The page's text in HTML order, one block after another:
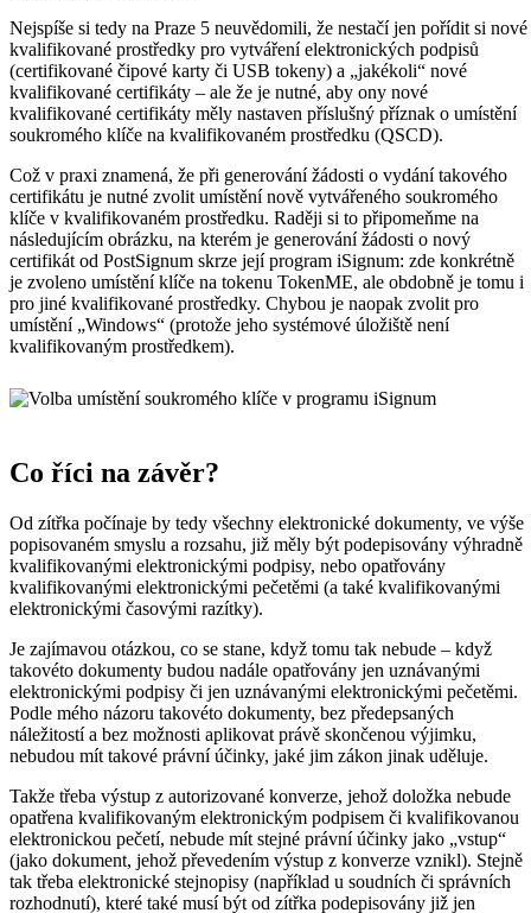
Nejspíše si tedy na Praze 5 neuvědomili, že nestačí jen pořídit si nové
kvalifikované prostředky pro vytváření elektronických podpisů
(certifikované čipové karty či USB tokeny) a „jakékoli“ nové
kvalifikované certifikáty – ale že je nutné, aby ony nové
kvalifikované certifikáty měly nastaven příslušný příznak o umístění
soukromého klíče na kvalifikovaném prostředku (QSCD).
Což v praxi znamená, že při generování žádosti o vydání takového
certifikátu je nutné zvolit umístění nově vytvářeného soukromého
klíče v kvalifikovaném prostředku. Raději si to připomeňme na
následujícím obrázku, na kterém je generování žádosti o nový
certifikát od PostSignum skrze její program iSignum: zde konkrétně
je zvoleno umístění klíče na tokenu TokenME, ale obdobně je tomu i
pro jiné kvalifikované prostředky. Chybou je naopak zvolit pro
umístění „Windows“ (protože jeho systémové úložiště není
kvalifikovaným prostředkem).
Co říci na závěr?
Od zítřka počínaje by tedy všechny elektronické dokumenty, ve výše
popisovaném smyslu a rozsahu, již měly být podepisovány výhradně
kvalifikovanými elektronickými podpisy, nebo opatřovány
kvalifikovanými elektronickými pečetěmi (a také kvalifikovanými
elektronickými časovými razítky).
Je zajímavou otázkou, co se stane, když tomu tak nebude – když
takovéto dokumenty budou nadále opatřovány jen uznávanými
elektronickými podpisy či jen uznávanými elektronickými pečetěmi.
Podle mého názoru takovéto dokumenty, bez předepsaných
náležitostí a bez možnosti aplikovat právě skončenou výjimku,
nebudou mít takové právní účinky, jaké jim zákon jinak uděluje.
Takže třeba výstup z autorizované konverze, jehož doložka nebude
opatřena kvalifikovaným elektronickým podpisem či kvalifikovanou
elektronickou pečetí, nebude mít stejné právní účinky jako „vstup“
(jako dokument, jehož převedením výstup z konverze vznikl). Stejně
tak třeba elektronické stejnopisy (například u soudních či správních
rozhodnutí), které také musí být od zítřka podepisovány již jen